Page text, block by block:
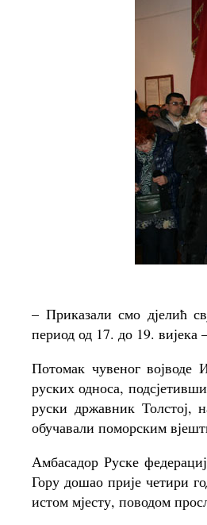
– Приказали смо дјелић
период од 17. до 19. вијека
Потомак чувеног војводе
руских односа,
руски државник Толстој,
обучавали поморским
Амбасадор Руске
Гору дошао прије четири
истом мјесту, поводом